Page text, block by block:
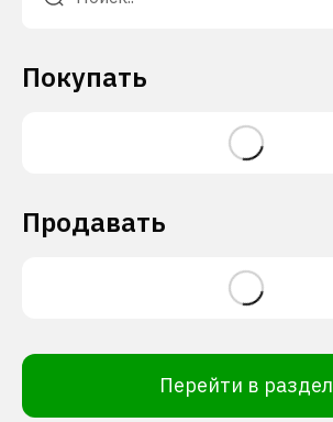
Покупать
Продавать
Перейти в раздел